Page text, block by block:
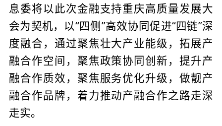
息委将以此次金融支持重庆高质量发展大
会为契机，以“四侧”高效协同促进“四链”深
度融合，通过聚焦壮大产业能级，拓展产
融合作空间，聚焦政策协同创新，提升产
融合作质效，聚焦服务优化升级，做靓产
融合作品牌，着力推动产融合作之路走深
走实。